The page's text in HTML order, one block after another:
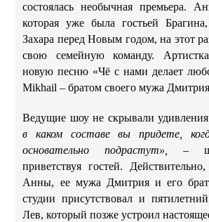
состоялась необычная премьера.
которая уже была гостьей
Захара перед Новым годом, на этот
свою семейную команду. Артистка
новую песню «Чё с нами делает
Mikhail – братом своего мужа
Ведущие шоу не скрывали
в каком составе вы придете,
основательно подрастут», –
приветствуя гостей.
Анны, ее мужа Дмитрия и его
студии присутствовал и
Лев, который позже устроил